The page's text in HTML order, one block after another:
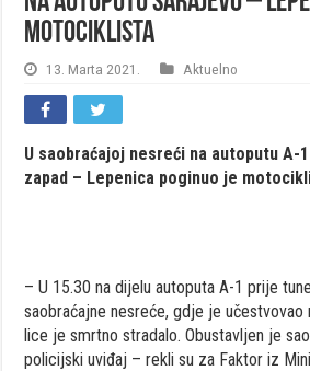
motociklista
13. Marta 2021. Aktuelno
U saobraćajoj nesreći na autoputu A-
zapad – Lepenica poginuo je
– U 15.30 na dijelu autoputa A-1 prije
saobraćajne nesreće, gdje je
lice je smrtno stradalo. Obustavljen je
policijski uviđaj – rekli su za Faktor iz